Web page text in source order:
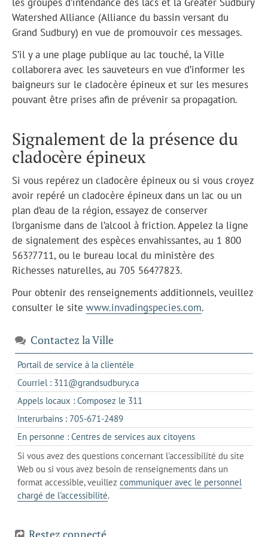
Watershed Alliance (Alliance du bassin versant du
Grand Sudbury) en vue de promouvoir ces messages.
S’il y a une plage publique au lac touché, la Ville
collaborera avec les sauveteurs en vue d’informer les
baigneurs sur le cladocère épineux et sur les mesures
pouvant être prises afin de prévenir sa propagation.
Signalement de la présence du
cladocère épineux
Si vous repérez un cladocère épineux ou si vous croyez
avoir repéré un cladocère épineux dans un lac ou un
plan d’eau de la région, essayez de conserver
l’organisme dans de l’alcool à friction. Appelez la ligne
de signalement des espèces envahissantes, au 1 800
563?7711, ou le bureau local du ministère des
Richesses naturelles, au 705 564?7823.
Pour obtenir des renseignements additionnels, veuillez
consulter le site www.invadingspecies.com.
Contactez la Ville
Portail de service à la clientèle
dans
un
nouvel
Courriel : 311@grandsudbury.cas'ouvre
dans
votre
de
messagerie
Appels locaux : Composez le 311
dans
un
client
de
votre
téléphone
Interurbains : 705-671-2489s'ouvre
dans
un
client
de
votre
En personne : Centres de services aux citoyenss'ouvre
dans
l'onglet
actuel
Si vous avez des questions concernant l'accessibilité du site
Web ou si vous avez besoin de renseignements dans un
format accessible, veuillez communiquer avec le personnel
chargé de l'accessibilité.
Restez connecté